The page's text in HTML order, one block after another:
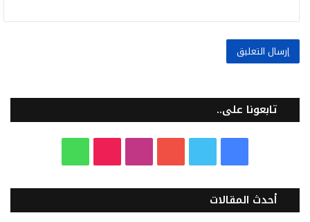
تابعونا على..
س
ي
ت
س
k
ت
أحدث المقالات